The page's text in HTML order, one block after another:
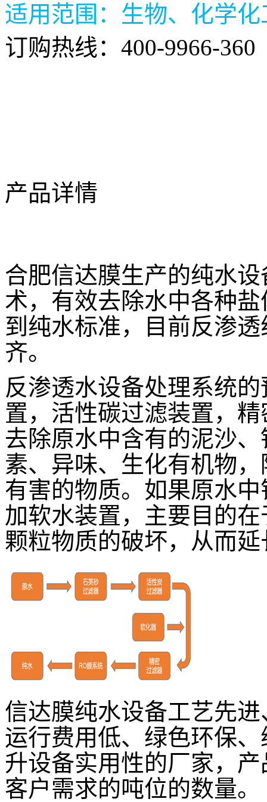
适用范围：生物、化学
订购热线： 400-9966-360
产品详情
合肥信达膜生产的纯水
术，有效去除水中各种
到纯水标准，目前反渗
齐。
反渗透水设备处理系统
置，活性碳过滤装置，
去除原水中含有的泥沙
素、异味、生化有机物
有害的物质。如果原水
加软水装置，主要目的
颗粒物质的破坏，从而
信达膜纯水设备工艺先
运行费用低、绿色环保
升设备实用性的厂家，产
客户需求的吨位的数量。